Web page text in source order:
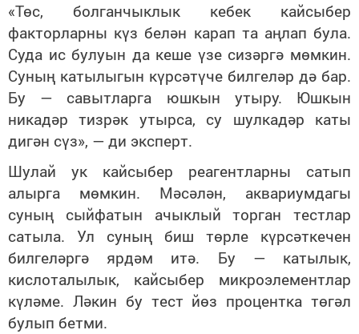
«Төс, болганчыклык кебек кайсыбер
факторларны күз белән карап та аңлап була.
Суда ис булуын да кеше үзе сизәргә мөмкин.
Суның катылыгын күрсәтүче билгеләр дә бар.
Бу — савытларга юшкын утыру. Юшкын
никадәр тизрәк утырса, су шулкадәр каты
дигән сүз», — ди эксперт.
Шулай ук кайсыбер реагентларны сатып
алырга мөмкин. Мәсәлән, аквариумдагы
суның сыйфатын ачыклый торган тестлар
сатыла. Ул суның биш төрле күрсәткечен
билгеләргә ярдәм итә. Бу — катылык,
кислоталылык, кайсыбер микроэлементлар
күләме. Ләкин бу тест йөз процентка төгәл
булып бетми.